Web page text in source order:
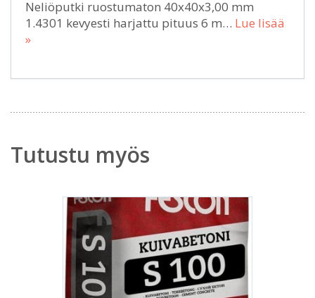
Neliöputki ruostumaton 40x40x3,00 mm
1.4301 kevyesti harjattu pituus 6 m… Lue lisää
»
Tutustu myös